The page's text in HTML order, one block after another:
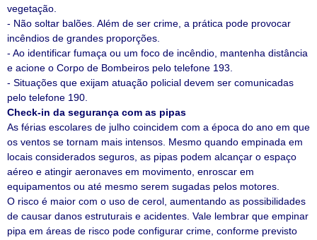
vegetação.
- Não soltar balões. Além de ser crime, a prática pode provocar
incêndios de grandes proporções.
- Ao identificar fumaça ou um foco de incêndio, mantenha distância
e acione o Corpo de Bombeiros pelo telefone 193.
- Situações que exijam atuação policial devem ser comunicadas
pelo telefone 190.
Check-in da segurança com as pipas
As férias escolares de julho coincidem com a época do ano em que
os ventos se tornam mais intensos. Mesmo quando empinada em
locais considerados seguros, as pipas podem alcançar o espaço
aéreo e atingir aeronaves em movimento, enroscar em
equipamentos ou até mesmo serem sugadas pelos motores.
O risco é maior com o uso de cerol, aumentando as possibilidades
de causar danos estruturais e acidentes. Vale lembrar que empinar
pipa em áreas de risco pode configurar crime, conforme previsto